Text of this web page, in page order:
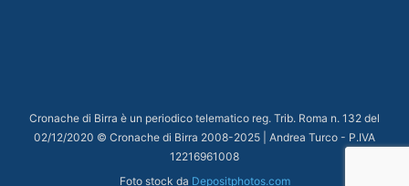
Cronache di Birra è un periodico telematico reg. Trib. Roma n. 132 del
02/12/2020 © Cronache di Birra 2008-2025 | Andrea Turco - P.IVA
12216961008
Foto stock da Depositphotos.com